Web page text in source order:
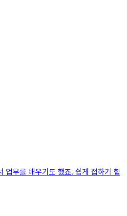
업무를 배우기도 했죠. 쉽게 접하기 힘